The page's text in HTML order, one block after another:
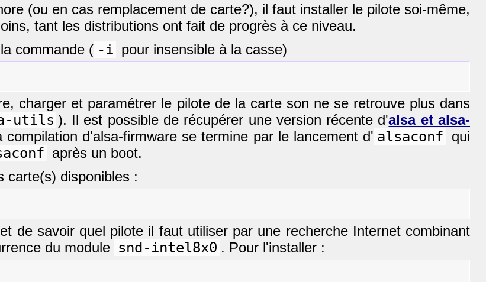
(ou en cas remplacement de carte?), il faut installer le pilote soi-même,
tant les distributions ont fait de progrès à ce niveau.
commande ( -i pour insensible à la casse)
charger et paramétrer le pilote de la carte son ne se retrouve plus dans
utils ). Il est possible de récupérer une version récente d'alsa et alsa-
compilation d'alsa-firmware se termine par le lancement d' alsaconf qui
après un boot.
carte(s) disponibles :
de savoir quel pilote il faut utiliser par une recherche Internet combinant
du module snd-intel8x0 . Pour l'installer :